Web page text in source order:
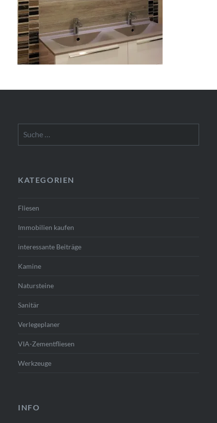
nach:
KATEGORIEN
Fliesen
Immobilien kaufen
interessante Beiträge
Kamine
Natursteine
Sanitär
Verlegeplaner
VIA-Zementfliesen
Werkzeuge
INFO